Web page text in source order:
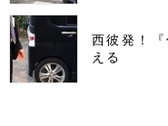
西彼発！
える